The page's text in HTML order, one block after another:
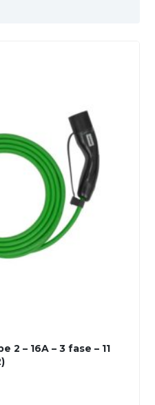
– 16A – 3 fase – 11